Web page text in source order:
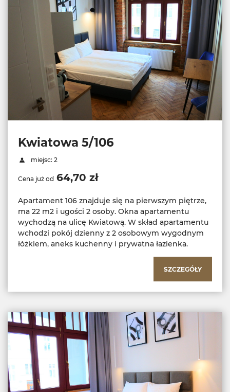
Kwiatowa 5/106
miejsc: 2
Cena już od 64,70 zł
Apartament 106 znajduje się na pierwszym piętrze,
ma 22 m2 i ugości 2 osoby. Okna apartamentu
wychodzą na ulicę Kwiatową. W skład apartamentu
wchodzi pokój dzienny z 2 osobowym wygodnym
łóżkiem, aneks kuchenny i prywatna łazienka.
SZCZEGÓŁY